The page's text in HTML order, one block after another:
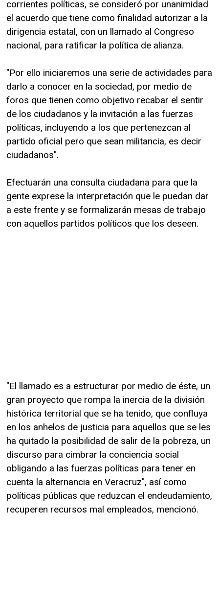
corrientes políticas, se consideró por unanimidad
el acuerdo que tiene como finalidad autorizar a la
dirigencia estatal, con un llamado al Congreso
nacional, para ratificar la política de alianza.
"Por ello iniciaremos una serie de actividades para
darlo a conocer en la sociedad, por medio de
foros que tienen como objetivo recabar el sentir
de los ciudadanos y la invitación a las fuerzas
políticas, incluyendo a los que pertenezcan al
partido oficial pero que sean militancia, es decir
ciudadanos".
Efectuarán una consulta ciudadana para que la
gente exprese la interpretación que le puedan dar
a este frente y se formalizarán mesas de trabajo
con aquellos partidos políticos que los deseen.
"El llamado es a estructurar por medio de éste, un
gran proyecto que rompa la inercia de la división
histórica territorial que se ha tenido, que confluya
en los anhelos de justicia para aquellos que se les
ha quitado la posibilidad de salir de la pobreza, un
discurso para cimbrar la conciencia social
obligando a las fuerzas políticas para tener en
cuenta la alternancia en Veracruz", así como
políticas públicas que reduzcan el endeudamiento,
recuperen recursos mal empleados, mencionó.